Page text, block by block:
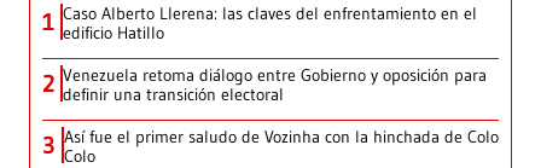
1 Caso Alberto Llerena: las claves del enfrentamiento en el
edificio Hatillo
2 Venezuela retoma diálogo entre Gobierno y oposición para
definir una transición electoral
3 Así fue el primer saludo de Vozinha con la hinchada de Colo
Colo